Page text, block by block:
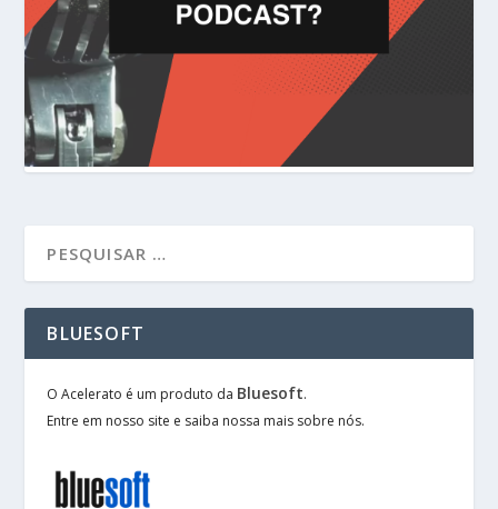
BLUESOFT
O Acelerato é um produto da Bluesoft.
Entre em nosso site e saiba nossa mais sobre nós.